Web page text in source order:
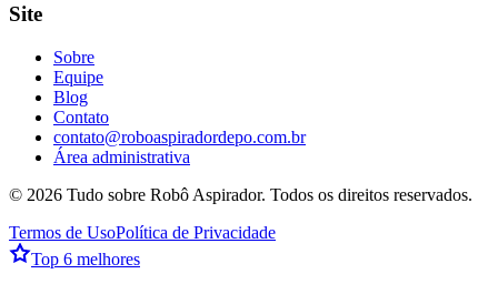
Site
Sobre
Equipe
Blog
Contato
contato@roboaspiradordepo.com.br
Área administrativa
© 2026 Tudo sobre Robô Aspirador. Todos os direitos reservados.
Termos de UsoPolítica de Privacidade
Top 6 melhores